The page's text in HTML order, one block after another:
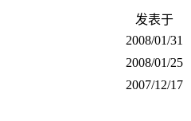
发表于
2008/01/31
2008/01/25
2007/12/17